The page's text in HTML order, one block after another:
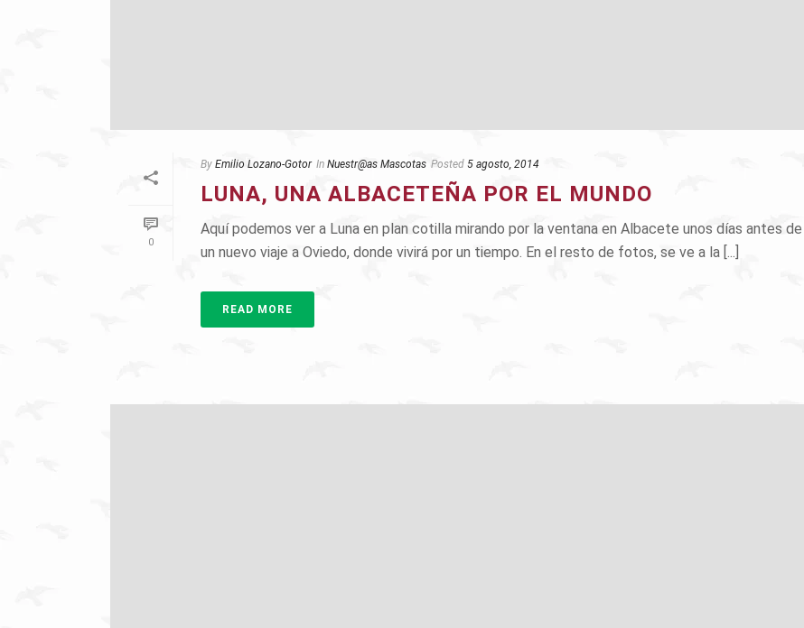
0
By Emilio Lozano-Gotor In Nuestr@as Mascotas Posted 5 agosto, 2014
LUNA, UNA ALBACETEÑA POR EL MUNDO
Aquí podemos ver a Luna en plan cotilla mirando por la ventana en Albacete unos días antes
un nuevo viaje a Oviedo, donde vivirá por un tiempo. En el resto de fotos, se ve a la [...]
READ MORE